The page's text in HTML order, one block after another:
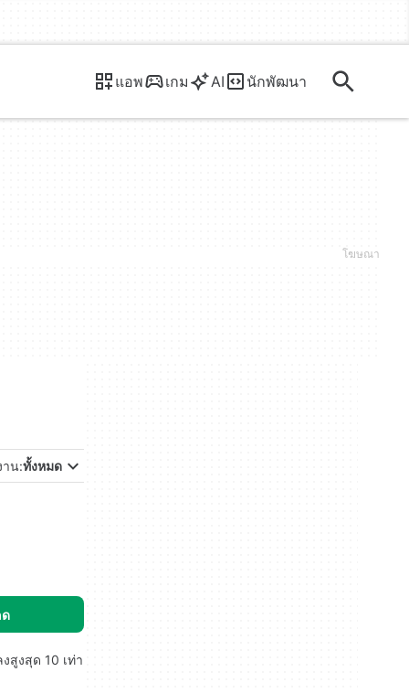
แอพ เกม AI นักพัฒนา
าน:ทั้งหมด
สูงสุด 10 เท่า